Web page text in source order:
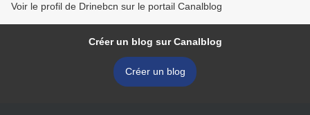
Voir le profil de Drinebcn sur le portail Canalblog
Créer un blog sur Canalblog
Créer un blog